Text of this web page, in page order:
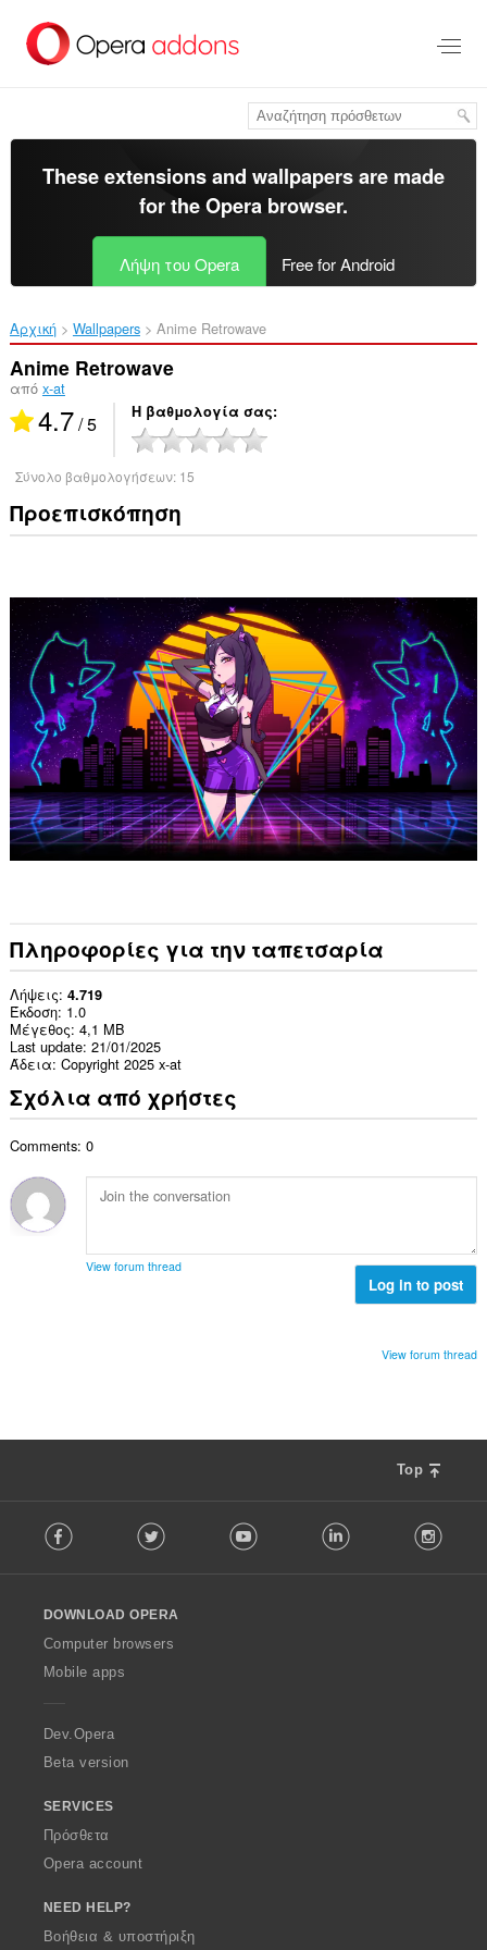
στο
κύριο
These extensions and wallpapers are made
for theOpera browser.
Λήψη του Opera Free for Android
Αρχική Wallpapers Anime Retrowave‎
Anime Retrowave
από x-at
4.7/ 5 Η βαθμολογία σας
Σύνολο βαθμολογήσεων: 15
Προεπισκόπηση
Πληροφορίες για την ταπετσαρία
Λήψεις 4.719
Έκδοση 1.0
Μέγεθος 4,1 MB
Last update 21/01/2025
Άδεια Copyright 2025 x-at
Σχόλια από χρήστες
Comments: 0
View forum thread
Log in to post
View forum thread
Top
o
w
O
p
a
Facebook Twitter Youtube LinkedIn
DOWNLOAD OPERA
Computer browsers
Mobile apps
Dev.Opera
Beta version
SERVICES
Πρόσθετα
Opera account
NEED HELP?
Βοήθεια & υποστήριξη